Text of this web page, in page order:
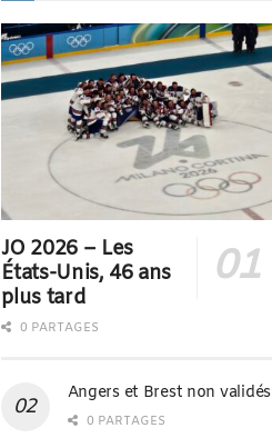
JO 2026 – Les
États-Unis, 46 ans
plus tard
0 PARTAGES
Angers et Brest non validés
0 PARTAGES